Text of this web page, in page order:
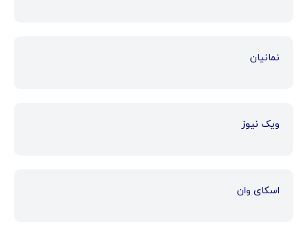
نمانیان
ویک نیوز
اسکای وان